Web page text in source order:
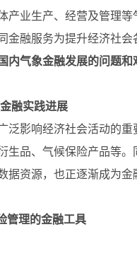
产业生产、经营及管理
金融服务为提升经济社会
内气象金融发展的问题和
融实践进展
泛影响经济社会活动的
生品、气候保险产品等
据资源，也正逐渐成为
管理的金融工具